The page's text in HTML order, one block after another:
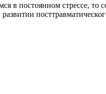
в постоянном стрессе, то